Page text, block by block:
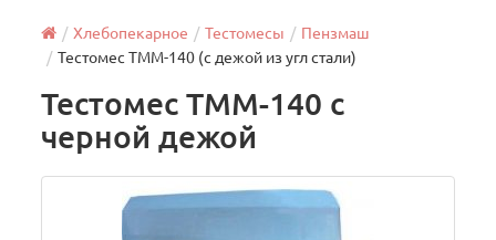
Хлебопекарное Тестомесы
Пензмаш
Тестомес ТММ-140 (с дежой из угл стали)
Тестомес ТММ-140 с
черной дежой